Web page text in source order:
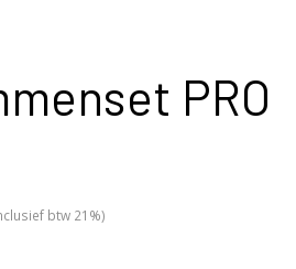
PRO
btw 21%)